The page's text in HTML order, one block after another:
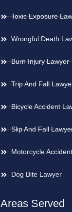
Toxic Exposure
Wrongful Death
Burn Injury Lawyer
Trip And Fall
Bicycle Accident
Slip And Fall
Motorcycle
Dog Bite Lawyer
Areas Served